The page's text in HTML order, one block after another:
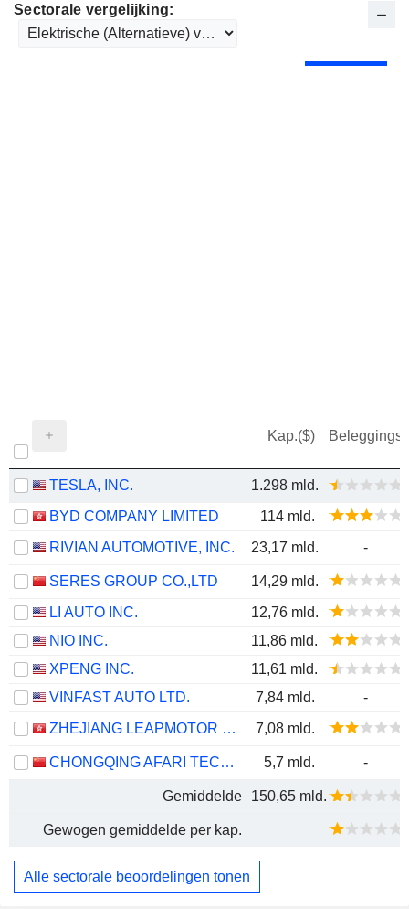
Sectorale vergelijking:
Kap.($) Beleggings
TESLA, INC.
1.298 mld.
BYD COMPANY LIMITED
114 mld.
RIVIAN AUTOMOTIVE, INC.
23,17 mld. -
SERES GROUP CO.,LTD
14,29 mld.
LI AUTO INC.
12,76 mld.
NIO INC.
11,86 mld.
XPENG INC.
11,61 mld.
VINFAST AUTO LTD.
7,84 mld.
-
ZHEJIANG LEAPMOTOR TECHNOLOGY CO., LTD.
7,08 mld.
CHONGQING AFARI TECHNOLOGY CO., LTD. 5,7 mld. -
Gemiddelde 150,65 mld.
Gewogen gemiddelde per kap.
Alle sectorale beoordelingen tonen